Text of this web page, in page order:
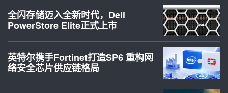
全闪存储迈入全新时代，Dell
PowerStore Elite正式上市
英特尔携手Fortinet打造SP6 重构网
络安全芯片供应链格局